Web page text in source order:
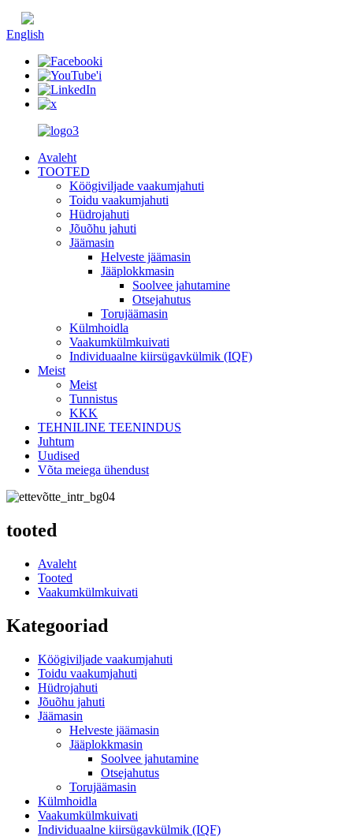
English
Avaleht
TOOTED
Köögiviljade vaakumjahuti
Toidu vaakumjahuti
Hüdrojahuti
Jõuõhu jahuti
Jäämasin
Helveste jäämasin
Jääplokkmasin
Soolvee jahutamine
Otsejahutus
Torujäämasin
Külmhoidla
Vaakumkülmkuivati
Individuaalne kiirsügavkülmik (IQF)
Meist
Meist
Tunnistus
KKK
TEHNILINE TEENINDUS
Juhtum
Uudised
Võta meiega ühendust
tooted
Avaleht
Tooted
Vaakumkülmkuivati
Kategooriad
Köögiviljade vaakumjahuti
Toidu vaakumjahuti
Hüdrojahuti
Jõuõhu jahuti
Jäämasin
Helveste jäämasin
Jääplokkmasin
Soolvee jahutamine
Otsejahutus
Torujäämasin
Külmhoidla
Vaakumkülmkuivati
Individuaalne kiirsügavkülmik (IQF)